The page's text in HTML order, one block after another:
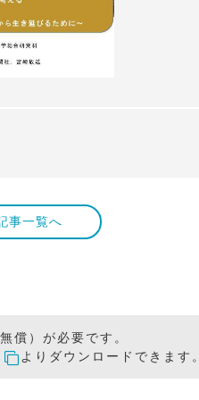
事一覧へ
）が必要です。
よりダウンロードできます。